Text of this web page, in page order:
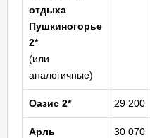
отдыха
Пушкиногорье
2*
(или
аналогичные)
Оазис 2* 29 200
Арль 30 070